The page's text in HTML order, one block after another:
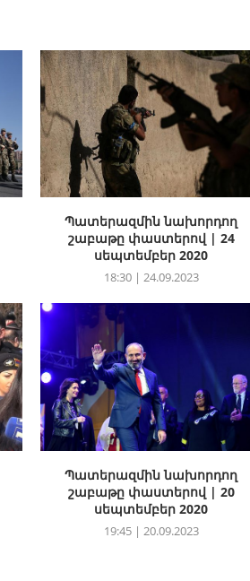
Պատերազմին նախորդող
շաբաթը փաստերով | 24
սեպտեմբեր 2020
18:30 | 24.09.2023
Պատերազմին նախորդող
շաբաթը փաստերով | 20
սեպտեմբեր 2020
19:45 | 20.09.2023